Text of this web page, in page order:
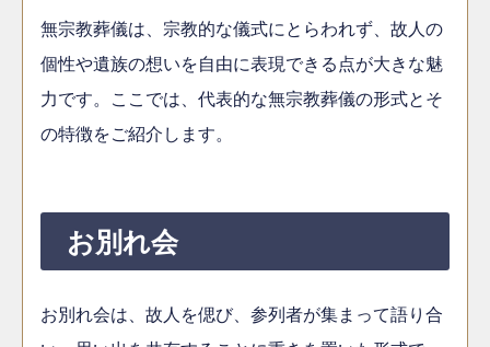
無宗教葬儀は、宗教的な儀式にとらわれず、故人の
個性や遺族の想いを自由に表現できる点が大きな魅
力です。ここでは、代表的な無宗教葬儀の形式とそ
の特徴をご紹介します。
お別れ会
お別れ会は、故人を偲び、参列者が集まって語り合